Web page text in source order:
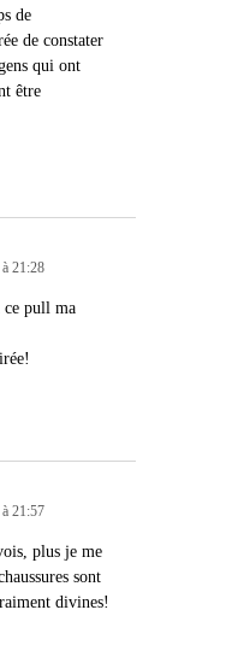
de
de constater
qui ont
être
21:28
ce pull ma
21:57
plus je me
sont
divines!